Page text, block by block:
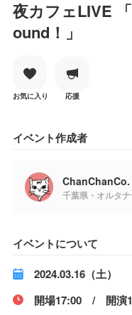
夜カフェLIVE
ound！」
お気に入り 応援
イベント作成者
ChanChanCo.
千葉県・オルタ
イベントについて
2024.03.16（土）
開場17:00 / 開演